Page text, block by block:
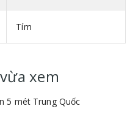
1
1 tấn
Tím
xem
5 mét Trung Quốc